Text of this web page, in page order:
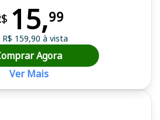
15,99
159,90 à vista
Agora
Ver Mais